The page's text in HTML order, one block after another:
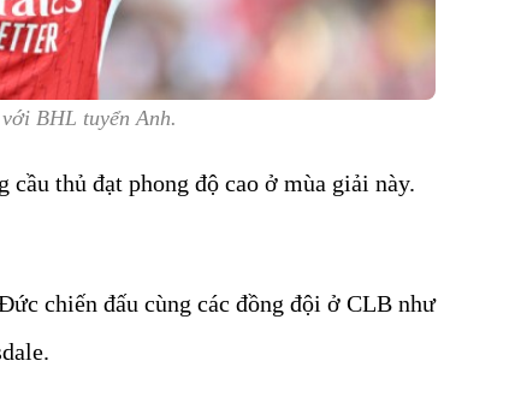
BHL tuyển Anh.
thủ đạt phong độ cao ở mùa giải này.
chiến đấu cùng các đồng đội ở CLB như